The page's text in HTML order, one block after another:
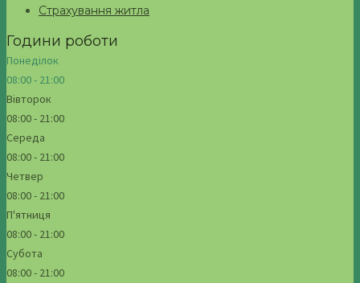
Страхування житла
Години роботи
Понеділок
08:00 - 21:00
Вівторок
08:00 - 21:00
Середа
08:00 - 21:00
Четвер
08:00 - 21:00
П'ятниця
08:00 - 21:00
Субота
08:00 - 21:00